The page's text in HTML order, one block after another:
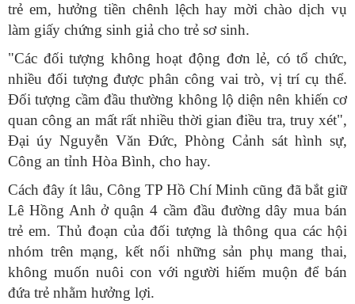
trẻ em, hưởng tiền chênh lệch hay mời chào dịch vụ
làm giấy chứng sinh giả cho trẻ sơ sinh.
"Các đối tượng không hoạt động đơn lẻ, có tổ chức,
nhiều đối tượng được phân công vai trò, vị trí cụ thể.
Đối tượng cầm đầu thường không lộ diện nên khiến cơ
quan công an mất rất nhiều thời gian điều tra, truy xét",
Đại úy Nguyễn Văn Đức, Phòng Cảnh sát hình sự,
Công an tỉnh Hòa Bình, cho hay.
Cách đây ít lâu, Công TP Hồ Chí Minh cũng đã bắt giữ
Lê Hồng Anh ở quận 4 cầm đầu đường dây mua bán
trẻ em. Thủ đoạn của đối tượng là thông qua các hội
nhóm trên mạng, kết nối những sản phụ mang thai,
không muốn nuôi con với người hiếm muộn để bán
đứa trẻ nhằm hưởng lợi.